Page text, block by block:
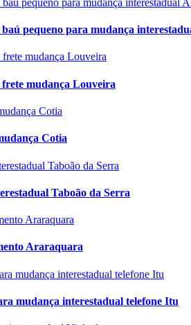
pequeno para mudança
mudança Louveira
Cotia
Taboão da Serra
Araraquara
mudança interestadual telefone Itu